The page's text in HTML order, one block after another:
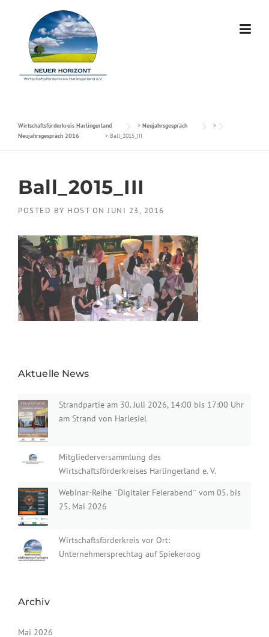
Wirtschaftsförderkreis Harlingerland > Neujahrsgespräch
>
Neujahrsgespräch 2016
> Ball_2015_III
Ball_2015_III
POSTED BY HOST ONJUNI 23, 2016
Aktuelle News
Strandpartie am 30. Juli 2026, 14:00 bis 17:00 Uhr
am Strand von Harlesiel
Mitgliederversammlung des
Wirtschaftsförderkreises Harlingerland e. V.
Webinar-Reihe ¨Digitaler Feierabend¨ vom 05. bis
25. Mai 2026
Wirtschaftsförderkreis vor Ort:
Unternehmersprechtag auf Spiekeroog
Archiv
Mai 2026